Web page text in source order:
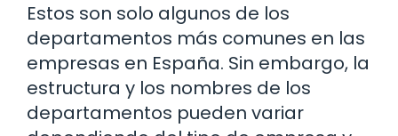
Estos son solo algunos de los
departamentos más comunes en las
empresas en España. Sin embargo, la
estructura y los nombres de los
departamentos pueden variar